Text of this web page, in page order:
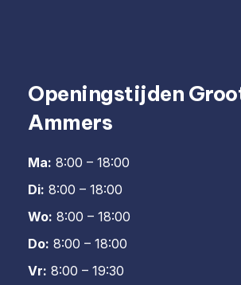
Openingstijden
Ammers
Ma: 8:00 – 18:00
Di: 8:00 – 18:00
Wo: 8:00 – 18:00
Do: 8:00 – 18:00
Vr: 8:00 – 19:30